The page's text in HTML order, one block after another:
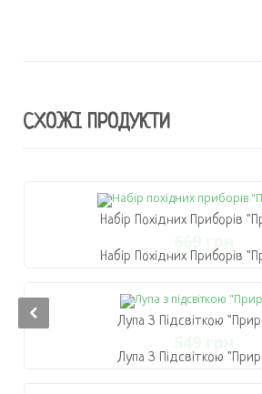
СХОЖІ ПРОДУКТИ
Набір Похідних Приборів
Набір Похідних Приборів
В Кошик
Лупа З Підсвіткою
Лупа З Підсвіткою